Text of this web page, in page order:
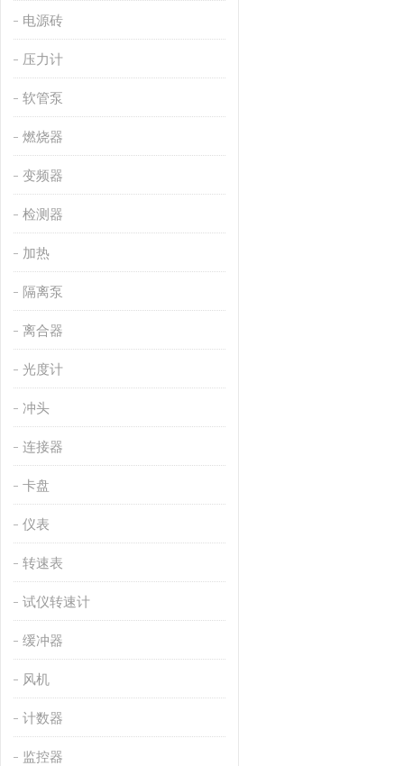
电源砖
压力计
软管泵
燃烧器
变频器
检测器
加热
隔离泵
离合器
光度计
冲头
连接器
卡盘
仪表
转速表
试仪转速计
缓冲器
风机
计数器
监控器